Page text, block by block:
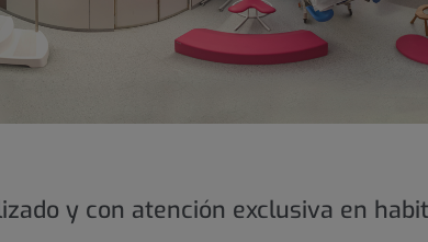
y con atención exclusiva en